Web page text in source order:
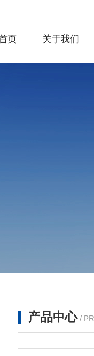
页 关于我们
产品中心 /